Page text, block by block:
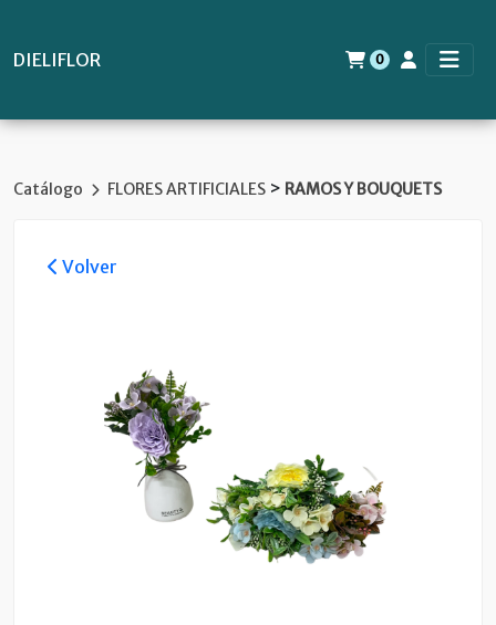
DIELIFLOR 0
Catálogo FLORES ARTIFICIALES > RAMOS Y BOUQUETS
Volver